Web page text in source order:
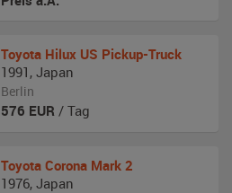
Toyota Hilux US Pickup-Truck
1991 , Japan
Berlin
576 EUR / Tag
Toyota Corona Mark 2
1976, Japan